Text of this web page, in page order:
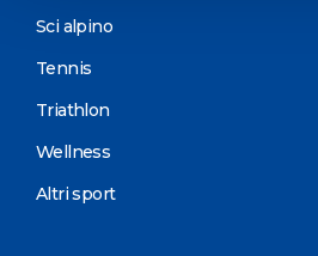
Sci alpino
Tennis
Triathlon
Wellness
Altri sport